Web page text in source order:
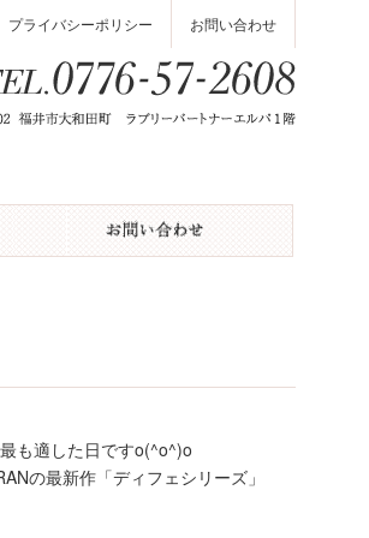
プライバシーポリシー お問い合わせ
も適した日ですo(^o^)o
の最新作「ディフェシリーズ」